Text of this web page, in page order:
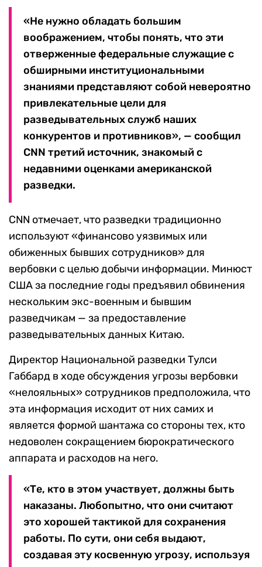
«Не нужно обладать большим
воображением, чтобы понять, что эти
отверженные федеральные служащие с
обширными институциональными
знаниями представляют собой невероятно
привлекательные цели для
разведывательных служб наших
конкурентов и противников», — сообщил
CNN третий источник, знакомый с
недавними оценками американской
разведки.
CNN отмечает, что разведки традиционно
используют «финансово уязвимых или
обиженных бывших сотрудников» для
вербовки с целью добычи информации. Минюст
США за последние годы предъявил обвинения
нескольким экс-военным и бывшим
разведчикам — за предоставление
разведывательных данных Китаю.
Директор Национальной разведки Тулси
Габбард в ходе обсуждения угрозы вербовки
«нелояльных» сотрудников предположила, что
эта информация исходит от них самих и
является формой шантажа со стороны тех, кто
недоволен сокращением бюрократического
аппарата и расходов на него.
«Те, кто в этом участвует, должны быть
наказаны. Любопытно, что они считают
это хорошей тактикой для сохранения
работы. По сути, они себя выдают,
создавая эту косвенную угрозу, используя